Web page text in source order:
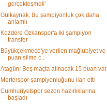
gerçekleşmeli'
Gülkaynak: Bu şampiyonluk çok daha
anlamlı
Kozdere Özkanspor'a iki şampiyon
transfer
Büyükçekmece'ye verilen mağlubiyet ve
puan silme c...
Atagün: Beş maçta alınacak 15 puan var
Merterspor şampiyonluğunu ilan etti
Cumhuriyetspor sezon hazırlıklarına
başladı